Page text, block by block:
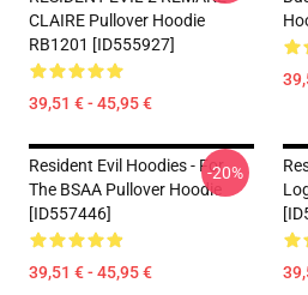
CLAIRE Pullover Hoodie
RB1201 [ID555927]
39,51 € - 45,95 €
Resident Evil Hoodies - For
The BSAA Pullover Hoodie
[ID557446]
39,51 € - 45,95 €
-20%